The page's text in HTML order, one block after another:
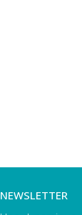
NEWSLETTER